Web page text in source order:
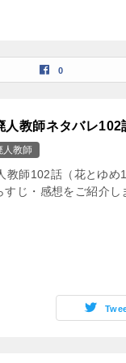
0
人教師ネタバレ102
人教師
教師102話（花とゆ
すじ・感想をご紹介